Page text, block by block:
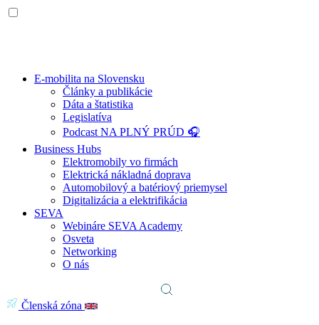
E-mobilita na Slovensku
Články a publikácie
Dáta a štatistika
Legislatíva
Podcast NA PLNÝ PRÚD 🎧
Business Hubs
Elektromobily vo firmách
Elektrická nákladná doprava
Automobilový a batériový priemysel
Digitalizácia a elektrifikácia
SEVA
Webináre SEVA Academy
Osveta
Networking
O nás
Členská zóna